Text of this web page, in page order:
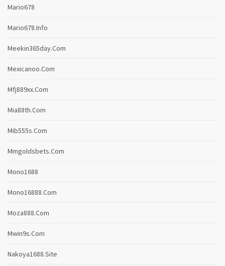
Mario678
Mario678.info
Meekin365day.com
Mexicanoo.com
Mfj889xx.com
Mia88th.com
Mib555s.com
Mmgoldsbets.com
Mono1688
Mono16888.com
Moza888.com
Mwin9s.com
Nakoya1688.site